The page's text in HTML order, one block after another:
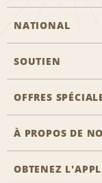
NATIONAL
Aviation générale
Emplacements
Agents de
Réserver un
SOUTIEN
Clients ayant un
Nous contacter
FAQ
OFFRES
Toutes les
À PROPOS DE
Histoire de
OBTENEZ